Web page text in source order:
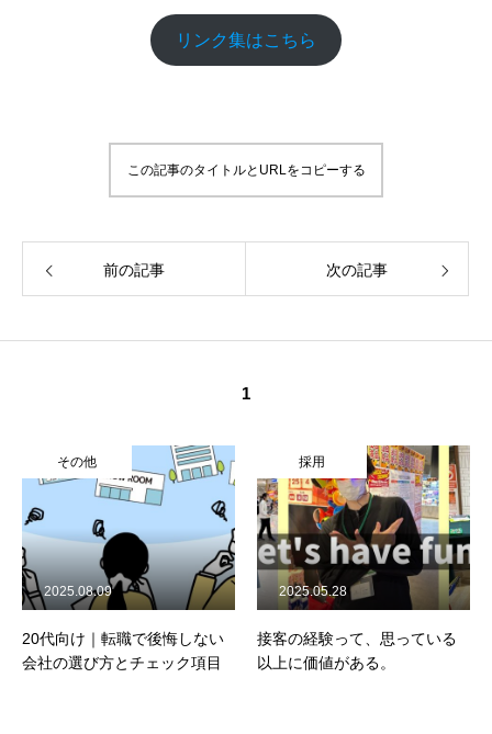
リンク集はこちら
この記事のタイトルとURLをコピーする
前の記事 次の記事
1
その他
20代向け｜転職で後悔しない
会社の選び方とチェック項目
2025.08.09
採用
接客の経験って、思っている
以上に価値がある。
2025.05.28